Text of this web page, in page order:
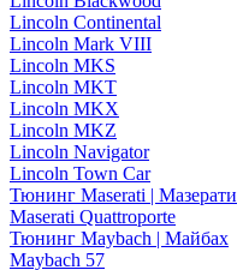
Lincoln Continental
Lincoln Mark VIII
Lincoln MKS
Lincoln MKT
Lincoln MKX
Lincoln MKZ
Lincoln Navigator
Lincoln Town Car
Тюнинг Maserati | Мазерати
Maserati Quattroporte
Тюнинг Maybach | Майбах
Maybach 57